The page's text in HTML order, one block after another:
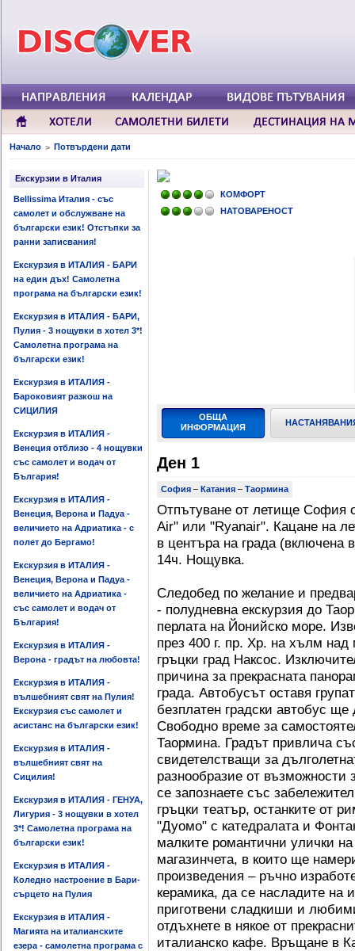
Начало > Потвърдени дати
Екскурзии в Италия
Bellissima Италия - със
самолет и обслужване на
български език! Отстъпки за
ранни записвания!
Екскурзия в ИТАЛИЯ - БАРИ
на един дъх! Самолетна
програма на български език!
Екскурзия в ИТАЛИЯ - БАРИ,
Пулия - 3 нощувки в хотел 3*!
Самолетна програма на
български език!
Екскурзия в ИТАЛИЯ -
Бароковият разкош на
СИЦИЛИЯ
Екскурзия в ИТАЛИЯ -
Венеция отблизо - 4 нощувки
със самолет и водач от
България!
Екскурзия в ИТАЛИЯ -
Венеция, Верона и Падуа -
величието на Адриатика - с
полет до Бергамо!
Екскурзия в ИТАЛИЯ -
Венеция, Верона и Падуа -
величието на Адриатика -
със самолет и водач от
България!
Екскурзия в ИТАЛИЯ -
Верона - градът на любовта!
Екскурзия в ИТАЛИЯ -
вълшебният свят на Пулия!
Екскурзия със самолет и
асистанс на български език!
Екскурзия в ИТАЛИЯ -
вълшебният свят на
Сицилия!
Екскурзия в ИТАЛИЯ - ГЕНУА,
Лигурия - 3 нощувки в хотел
3*! Самолетна програма на
български език!
Екскурзия в ИТАЛИЯ -
Коледно настроение в Бари-
сърцето на Пулия
Екскурзия в ИТАЛИЯ -
Магията на италианските
езера - самолетна програма с
КОМФОРТ
НАТОВАРЕНОСТ
ОБЩА
ИНФОРМАЦИЯ
Ден 1
София – Катания – Таормина
Отпътуване от летище София
Аir" или "Ryanair". Кацане на
в центъра на града (включена
14ч. Нощувка.
Следобед по желание и
- полудневна екскурзия до
перлата на Йонийско море.
през 400 г. пр. Хр. на хълм
гръцки град Наксос.
причина за прекрасната
града. Автобусът оставя
безплатен градски автобус ще
Свободно време за
Таормина. Градът привлича
свидетелстващи за
разнообразие от
се запознаете със
гръцки театър, останките от
"Дуомо" с катедралата и
малките романтични улички
магазинчета, в които ще
произведения – ръчно
керамика, да се насладите на
приготвени сладкиши и
отдъхнете в някое от
италианско кафе. Връщане в